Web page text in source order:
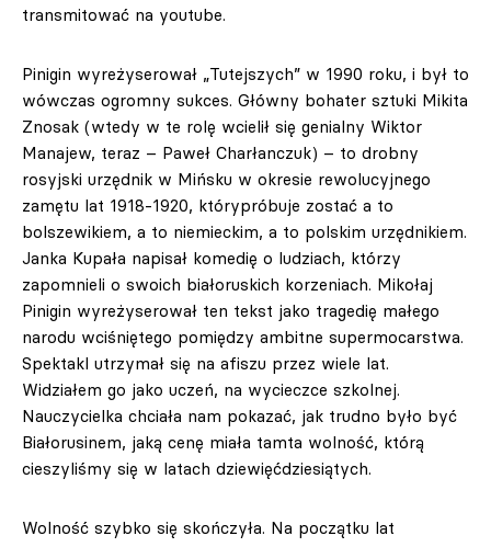
transmitować na youtube.
Pinigin wyreżyserował „Tutejszych” w 1990 roku, i był to
wówczas ogromny sukces. Główny bohater sztuki Mikita
Znosak (wtedy w te rolę wcielił się genialny Wiktor
Manajew, teraz – Paweł Charłanczuk) – to drobny
rosyjski urzędnik w Mińsku w okresie rewolucyjnego
zamętu lat 1918-1920, którypróbuje zostać a to
bolszewikiem, a to niemieckim, a to polskim urzędnikiem.
Janka Kupała napisał komedię o ludziach, którzy
zapomnieli o swoich białoruskich korzeniach. Mikołaj
Pinigin wyreżyserował ten tekst jako tragedię małego
narodu wciśniętego pomiędzy ambitne supermocarstwa.
Spektakl utrzymał się na afiszu przez wiele lat.
Widziałem go jako uczeń, na wycieczce szkolnej.
Nauczycielka chciała nam pokazać, jak trudno było być
Białorusinem, jaką cenę miała tamta wolność, którą
cieszyliśmy się w latach dziewięćdziesiątych.
Wolność szybko się skończyła. Na początku lat